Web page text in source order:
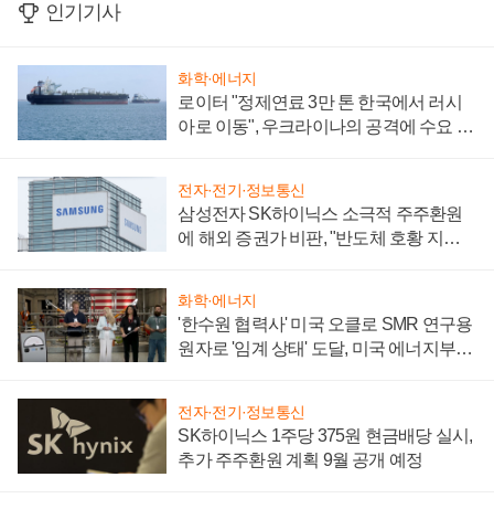
인기기사
화학·에너지
로이터 "정제연료 3만 톤 한국에서 러시
아로 이동", 우크라이나의 공격에 수요 늘
전자·전기·정보통신
삼성전자 SK하이닉스 소극적 주주환원
에 해외 증권가 비판, "반도체 호황 지속
화학·에너지
'한수원 협력사' 미국 오클로 SMR 연구용
원자로 '임계 상태' 도달, 미국 에너지부
전자·전기·정보통신
SK하이닉스 1주당 375원 현금배당 실시,
추가 주주환원 계획 9월 공개 예정